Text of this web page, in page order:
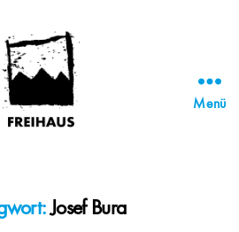
STATTBAU
HAMBURG
Menü
Josef Bura